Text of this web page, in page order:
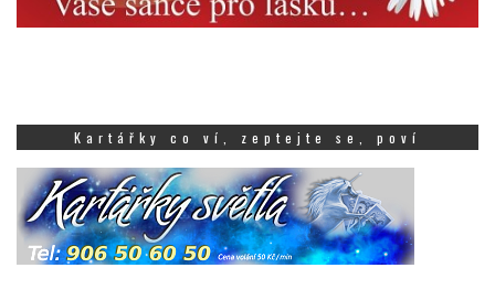
Kartářky co ví, zeptejte se, poví